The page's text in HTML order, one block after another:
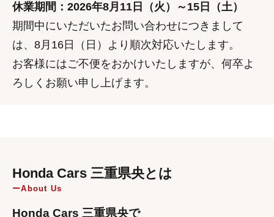
休業期間：2026年8月11日（火）～15日（土）
期間中にいただいたお問い合わせにつきまして
は、8月16日（日）より順次対応いたします。
お客様にはご不便をおかけいたしますが、何卒よ
ろしくお願い申し上げます。
Honda Cars 三重県央とは
About Us
Honda Cars 三重県央で